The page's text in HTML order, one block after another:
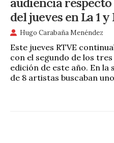
del jueves en La 1
Hugo Carabaña Menéndez
Este jueves RTVE
con el segundo de los
edición de este año. En
de 8 artistas buscaban